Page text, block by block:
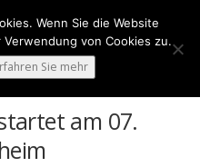
am 07.
Wenn Sie die Website
von Cookies zu.
Sie mehr